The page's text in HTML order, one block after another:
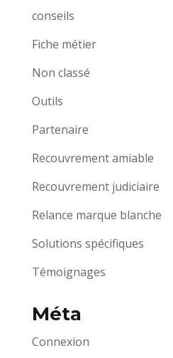
conseils
Fiche métier
Non classé
Outils
Partenaire
Recouvrement amiable
Recouvrement judiciaire
Relance marque blanche
Solutions spécifiques
Témoignages
Méta
Connexion